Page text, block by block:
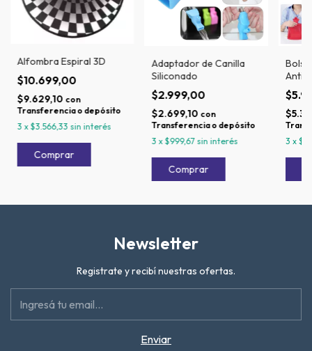
Alfombra Espiral 3D
$10.699,00
$9.629,10 con
Transferencia o depósito
3 x$3.566,33 sin interés
Adaptador de Canilla
Siliconado
$2.999,00
$2.699,10 con
Transferencia o depósito
3 x$999,67 sin interés
3 x
Newsletter
Registrate y recibí nuestras ofertas.